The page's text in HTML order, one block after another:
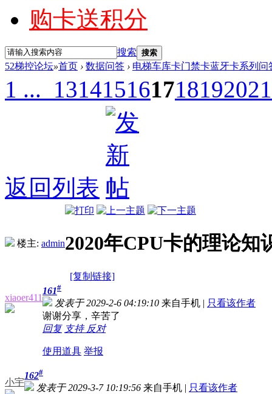
购卡送积分
搜索 搜索
52梯控论坛»首页 › 数据问答 › 电梯车库卡门禁卡蓝牙卡系列问
1 ... 131415161718192021
返回列表
楼主: admin2020年CPU卡的理论知
[复制链接]
xiaoer411
161#
发表于 2029-2-6 04:19:10 来自手机 | 只看该作者
谢谢分享，辛苦了
回复 支持 反对
使用道具 举报
小宇
162#
发表于 2029-3-7 10:19:56 来自手机 | 只看该作者